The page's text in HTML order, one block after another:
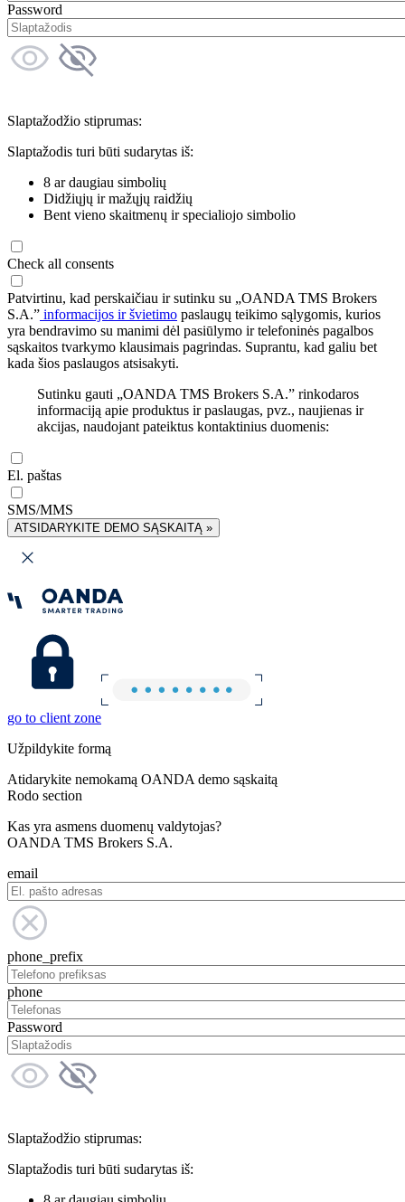
Password
Slaptažodžio stiprumas:
Slaptažodis turi būti sudarytas iš:
8 ar daugiau simbolių
Didžiųjų ir mažųjų raidžių
Bent vieno skaitmenų ir specialiojo simbolio
Check all consents
Patvirtinu, kad perskaičiau ir sutinku su „OANDA TMS Brokers
S.A.” informacijos ir švietimo paslaugų teikimo sąlygomis, kurios
yra bendravimo su manimi dėl pasiūlymo ir telefoninės pagalbos
sąskaitos tvarkymo klausimais pagrindas. Suprantu, kad galiu bet
kada šios paslaugos atsisakyti.
Sutinku gauti „OANDA TMS Brokers S.A.” rinkodaros
informaciją apie produktus ir paslaugas, pvz., naujienas ir
akcijas, naudojant pateiktus kontaktinius duomenis:
El. paštas
SMS/MMS
ATSIDARYKITE DEMO SĄSKAITĄ »
go to client zone
Užpildykite formą
Atidarykite nemokamą OANDA demo sąskaitą
Rodo section
Kas yra asmens duomenų valdytojas?
OANDA TMS Brokers S.A.
email
phone_prefix
phone
Password
Slaptažodžio stiprumas:
Slaptažodis turi būti sudarytas iš: